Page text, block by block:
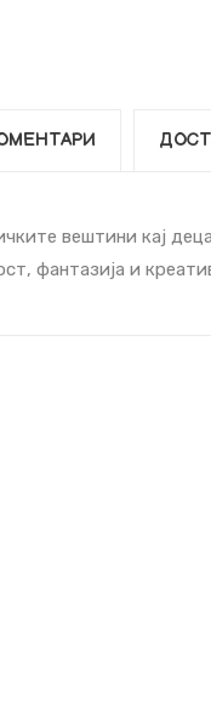
вештини кај
фантазија и